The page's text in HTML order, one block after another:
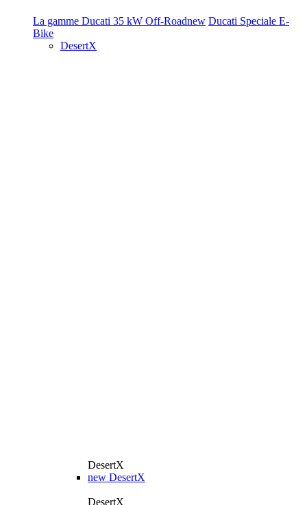
La gamme Ducati 35 kW Off-Roadnew Ducati Speciale E-
Bike
DesertX
DesertX
new DesertX
DesertX